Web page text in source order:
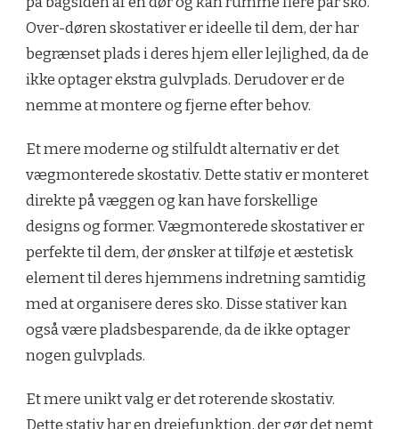
Over-døren skostativer er ideelle til dem, der har
begrænset plads i deres hjem eller lejlighed, da de
ikke optager ekstra gulvplads. Derudover er de
nemme at montere og fjerne efter behov.
Et mere moderne og stilfuldt alternativ er det
vægmonterede skostativ. Dette stativ er monteret
direkte på væggen og kan have forskellige
designs og former. Vægmonterede skostativer er
perfekte til dem, der ønsker at tilføje et æstetisk
element til deres hjemmens indretning samtidig
med at organisere deres sko. Disse stativer kan
også være pladsbesparende, da de ikke optager
nogen gulvplads.
Et mere unikt valg er det roterende skostativ.
Dette stativ har en drejefunktion, der gør det nemt